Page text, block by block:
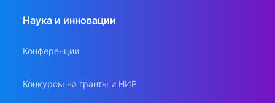
Наука и инновации
Конференции
Конкурсы на гранты и НИР